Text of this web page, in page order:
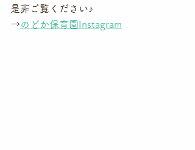
是非ご覧ください♪
→のどか保育園Instagram